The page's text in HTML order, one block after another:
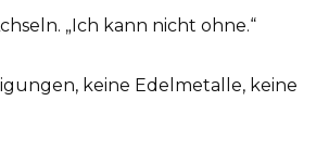
„Ich kann nicht ohne.“
keine Edelmetalle, keine